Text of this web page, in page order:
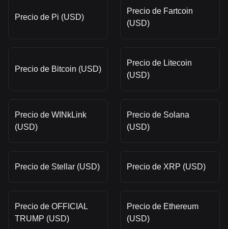
Precio de Pi (USD)
Precio de Fartcoin
(USD)
Precio de Bitcoin (USD)
Precio de Litecoin
(USD)
Precio de WINkLink
(USD)
Precio de Solana
(USD)
Precio de Stellar (USD) Precio de XRP (USD)
Precio de OFFICIAL
TRUMP (USD)
Precio de Ethereum
(USD)